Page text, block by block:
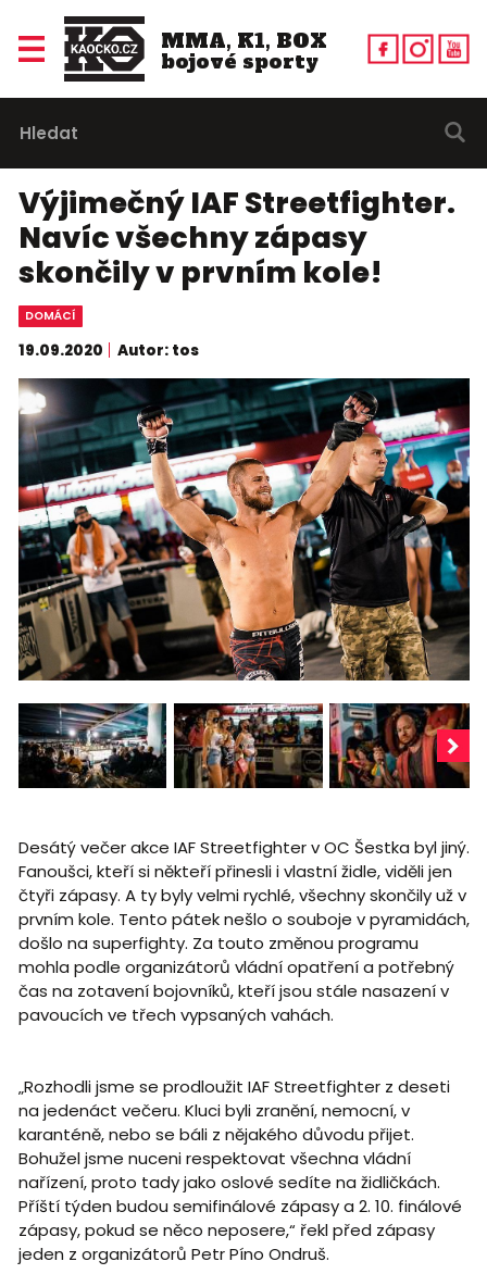
MMA, K1, BOX
bojové sporty
Výjimečný IAF Streetfighter.
Navíc všechny zápasy
skončily v prvním kole!
DOMÁCÍ
19.09.2020 Autor: tos
Desátý večer akce IAF Streetfighter v OC Šestka byl jiný.
Fanoušci, kteří si někteří přinesli i vlastní židle, viděli jen
čtyři zápasy. A ty byly velmi rychlé, všechny skončily už v
prvním kole. Tento pátek nešlo o souboje v pyramidách,
došlo na superfighty. Za touto změnou programu
mohla podle organizátorů vládní opatření a potřebný
čas na zotavení bojovníků, kteří jsou stále nasazení v
pavoucích ve třech vypsaných vahách.
„Rozhodli jsme se prodloužit IAF Streetfighter z deseti
na jedenáct večeru. Kluci byli zranění, nemocní, v
karanténě, nebo se báli z nějakého důvodu přijet.
Bohužel jsme nuceni respektovat všechna vládní
nařízení, proto tady jako oslové sedíte na židličkách.
Příští týden budou semifinálové zápasy a 2. 10. finálové
zápasy, pokud se něco neposere,“ řekl před zápasy
jeden z organizátorů Petr Píno Ondruš.